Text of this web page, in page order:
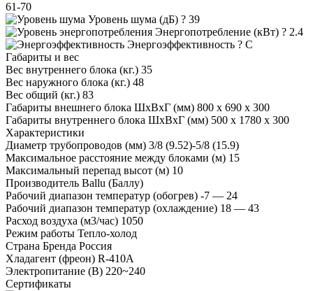
61-70
Уровень шума (дБ) ? 39
Энергопотребление (кВт) ? 2.4
Энергоэффективность ? C
Габариты и вес
Вес внутреннего блока (кг.) 35
Вес наружного блока (кг.) 48
Вес общий (кг.) 83
Габариты внешнего блока ШхВхГ (мм) 800 x 690 x 300
Габариты внутреннего блока ШхВхГ (мм) 500 x 1780 x 300
Характеристики
Диаметр трубопроводов (мм) 3/8 (9.52)-5/8 (15.9)
Максимальное расстояние между блоками (м) 15
Максимальный перепад высот (м) 10
Производитель Ballu (Баллу)
Рабочий диапазон температур (обогрев) -7 — 24
Рабочий диапазон температур (охлаждение) 18 — 43
Расход воздуха (м3/час) 1050
Режим работы Тепло-холод
Страна Бренда Россия
Хладагент (фреон) R-410A
Электропитание (В) 220~240
Сертификаты